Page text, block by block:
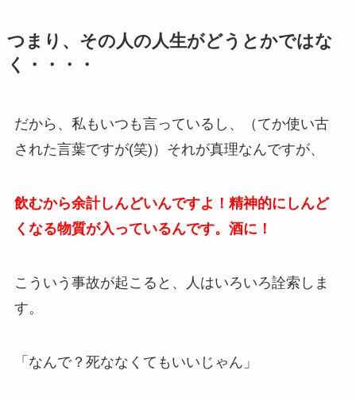
つまり、その人の人生がどうとかではな
く・・・・
だから、私もいつも言っているし、（てか使い古
された言葉ですが(笑)）それが真理なんですが、
飲むから余計しんどいんですよ！精神的にしんど
くなる物質が入っているんです。酒に！
こういう事故が起こると、人はいろいろ詮索しま
す。
「なんで？死ななくてもいいじゃん」